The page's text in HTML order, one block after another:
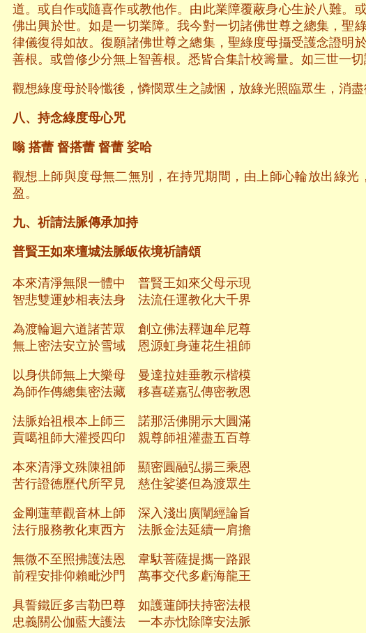
道。或自作或隨喜作或教他作。由此業障覆蔽身心生於八難。
佛出興於世。如是一切業障。我今對一切諸佛世尊之總集，聖
律儀復得如故。復願諸佛世尊之總集，聖綠度母攝受護念證明
善根。或曾修少分無上智善根。悉皆合集計校籌量。如三世一
觀想綠度母於聆懺後，憐憫眾生之誠悃，放綠光照臨眾生，消盡
八、持念綠度母心咒
嗡 搭蕾 督搭蕾 督蕾 娑哈
觀想上師與度母無二無別，在持咒期間，由上師心輪放出綠
盈。
九、祈請法脈傳承加持
普賢王如來壇城法脈皈依境祈請頌
本來清淨無限一體中 普賢王如來父母示現
智悲雙運妙相表法身 法流任運教化大千界
為渡輪迴六道諸苦眾 創立佛法釋迦牟尼尊
無上密法安立於雪域 恩源虹身蓮花生祖師
以身供師無上大樂母 曼達拉娃垂教示楷模
為師作傳總集密法藏 移喜磋嘉弘傳密教恩
法脈始祖根本上師三 諾那活佛開示大圓滿
貢噶祖師大灌授四印 親尊師祖灌盡五百尊
本來清淨文殊陳祖師 顯密圓融弘揚三乘恩
苦行證德歷代所罕見 慈住娑婆但為渡眾生
金剛蓮華觀音林上師 深入淺出廣闡經論旨
法行服務教化東西方 法脈金法延續一肩擔
無微不至照拂護法恩 韋馱菩薩提攜一路跟
前程安排仰賴毗沙門 萬事交代多虧海龍王
具誓鐵匠多吉勒巴尊 如護蓮師扶持密法根
忠義關公伽藍大護法 一本赤忱除障安法脈